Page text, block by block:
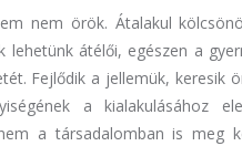
nem örök. Átalakul
lehetünk átélői, egészen a
Fejlődik a jellemük, keresik
a kialakulásához
a társadalomban is meg